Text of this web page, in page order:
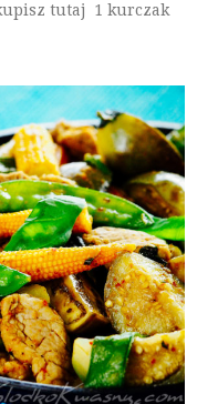
tutaj 1 kurczak